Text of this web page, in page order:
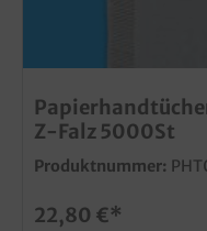
Z-Falz 5000St
Produktnummer:
22,80 €*